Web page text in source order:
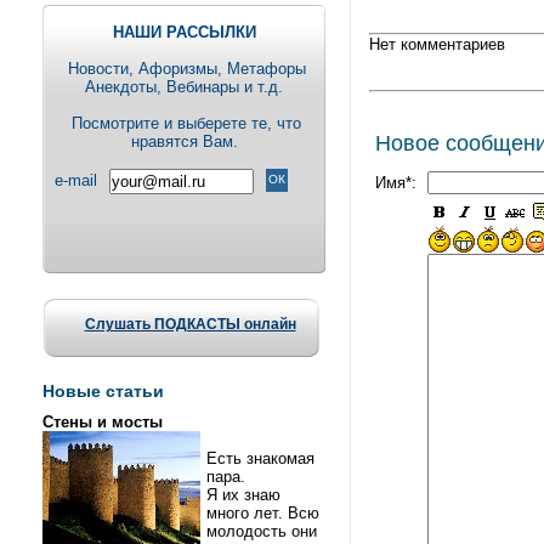
НАШИ РАССЫЛКИ
Новости, Aфоризмы, Метафоры
Анекдоты, Вебинары и т.д.
Посмотрите и выберете те, что
нравятся Вам.
e-mail
Слушать ПОДКАСТЫ онлайн
Новые статьи
Стены и мосты
Есть знакомая
пара.
Я их знаю
много лет. Всю
молодость они
Нет комментариев
Новое
Имя*: